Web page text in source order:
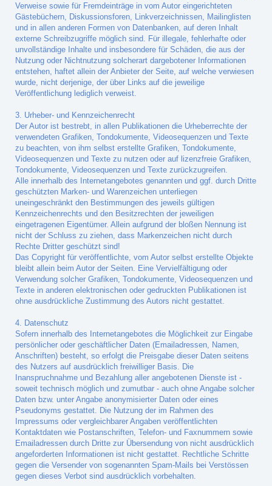
Verweise sowie für Fremdeinträge in vom Autor eingerichteten
Gästebüchern, Diskussionsforen, Linkverzeichnissen, Mailinglisten
und in allen anderen Formen von Datenbanken, auf deren Inhalt
externe Schreibzugriffe möglich sind. Für illegale, fehlerhafte oder
unvollständige Inhalte und insbesondere für Schäden, die aus der
Nutzung oder Nichtnutzung solcherart dargebotener Informationen
entstehen, haftet allein der Anbieter der Seite, auf welche verwiesen
wurde, nicht derjenige, der über Links auf die jeweilige
Veröffentlichung lediglich verweist.
3. Urheber- und Kennzeichenrecht
Der Autor ist bestrebt, in allen Publikationen die Urheberrechte der
verwendeten Grafiken, Tondokumente, Videosequenzen und Texte
zu beachten, von ihm selbst erstellte Grafiken, Tondokumente,
Videosequenzen und Texte zu nutzen oder auf lizenzfreie Grafiken,
Tondokumente, Videosequenzen und Texte zurückzugreifen.
Alle innerhalb des Internetangebotes genannten und ggf. durch Dritte
geschützten Marken- und Warenzeichen unterliegen
uneingeschränkt den Bestimmungen des jeweils gültigen
Kennzeichenrechts und den Besitzrechten der jeweiligen
eingetragenen Eigentümer. Allein aufgrund der bloßen Nennung ist
nicht der Schluss zu ziehen, dass Markenzeichen nicht durch
Rechte Dritter geschützt sind!
Das Copyright für veröffentlichte, vom Autor selbst erstellte Objekte
bleibt allein beim Autor der Seiten. Eine Vervielfältigung oder
Verwendung solcher Grafiken, Tondokumente, Videosequenzen und
Texte in anderen elektronischen oder gedruckten Publikationen ist
ohne ausdrückliche Zustimmung des Autors nicht gestattet.
4. Datenschutz
Sofern innerhalb des Internetangebotes die Möglichkeit zur Eingabe
persönlicher oder geschäftlicher Daten (Emailadressen, Namen,
Anschriften) besteht, so erfolgt die Preisgabe dieser Daten seitens
des Nutzers auf ausdrücklich freiwilliger Basis. Die
Inanspruchnahme und Bezahlung aller angebotenen Dienste ist -
soweit technisch möglich und zumutbar - auch ohne Angabe solcher
Daten bzw. unter Angabe anonymisierter Daten oder eines
Pseudonyms gestattet. Die Nutzung der im Rahmen des
Impressums oder vergleichbarer Angaben veröffentlichten
Kontaktdaten wie Postanschriften, Telefon- und Faxnummern sowie
Emailadressen durch Dritte zur Übersendung von nicht ausdrücklich
angeforderten Informationen ist nicht gestattet. Rechtliche Schritte
gegen die Versender von sogenannten Spam-Mails bei Verstössen
gegen dieses Verbot sind ausdrücklich vorbehalten.